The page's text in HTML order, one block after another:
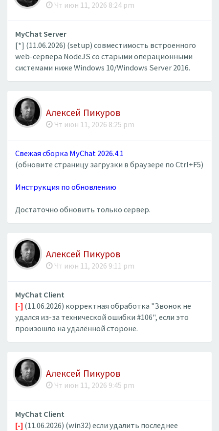
Чт июн 11, 2026 8:24 pm
MyChat Server
[*] (11.06.2026) (setup) совместимость встроенного
web-сервера NodeJS со старыми операционными
системами ниже Windows 10/Windows Server 2016.
Алексей Пикуров
Чт июн 11, 2026 8:25 pm
Свежая сборка MyChat 2026.4.1
(обновите страницу загрузки в браузере по Ctrl+F5)
Инструкция по обновлению
Достаточно обновить только сервер.
Алексей Пикуров
Чт июн 11, 2026 9:11 pm
MyChat Client
[-] (11.06.2026) корректная обработка "Звонок не
удался из-за технической ошибки #106", если это
произошло на удалённой стороне.
Алексей Пикуров
Чт июн 11, 2026 9:45 pm
MyChat Client
[-] (11.06.2026) (win32) если удалить последнее